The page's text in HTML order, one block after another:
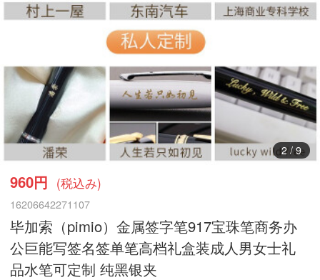
3/9
960円 (税込み)
16206642271107
毕加索（pimio）金属签字笔917宝珠笔商务办
公巨能写签名签单笔高档礼盒装成人男女士礼
品水笔可定制 纯黑银夹